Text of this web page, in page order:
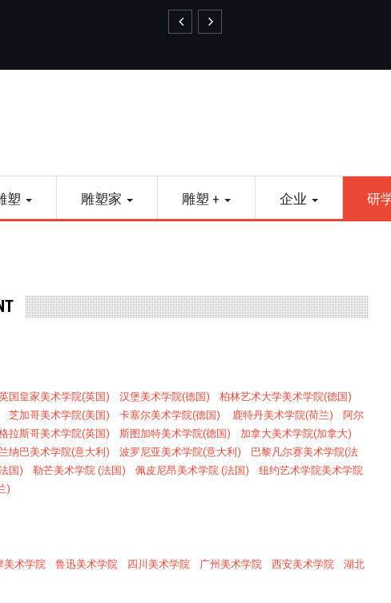
塑 雕塑家 雕塑 + 企业 研
国皇家美术学院(英国) 汉堡美术学院(德国)
柏林艺术大学美术学院(德国)
芝加哥美术学院(美国) 卡塞尔美术学院(德国) 鹿特丹美术学院(荷兰)
阿尔
拉斯哥美术学院(英国) 斯图加特美术学院(德国)
加拿大美术学院(加拿大)
纳巴美术学院(意大利) 波罗尼亚美术学院(意大利)
巴黎凡尔赛美术学院(法
国) 勒芒美术学院 (法国) 佩皮尼昂美术学院 (法国)
纽约艺术学院美术学院
)
美术学院 鲁迅美术学院 四川美术学院 广州美术学院 西安美术学院
湖北